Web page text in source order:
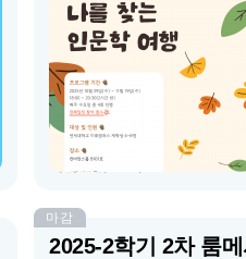
장소 :컨버전스홀 상담실라운지
단...
소개:심리상담센터에서 주관하
집단상담 프로그램으로서 문학,
학, 역사, 예술 등 인문학적 소양
바탕으로 예술작품을 감상하고
의 생각과 감정을 표현할 수 있
다. 더불어 미술 매체를 활용하
신을 표현하고 집단원과 소통하
마감
2025-2학기 2차 룸